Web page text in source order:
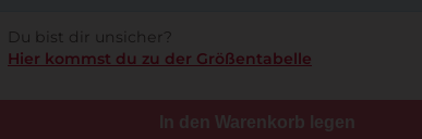
Du bist dir unsicher?
Hier kommst du zu der Größentabelle
In den Warenkorb legen